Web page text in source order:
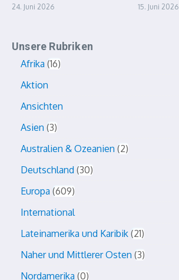
24. Juni 2026 15. Juni 2026
Unsere Rubriken
Afrika 16
Aktion
Ansichten
Asien 3
Australien & Ozeanien 2
Deutschland 30
Europa 609
International
Lateinamerika und Karibik 21
Naher und Mittlerer Osten 3
Nordamerika 0